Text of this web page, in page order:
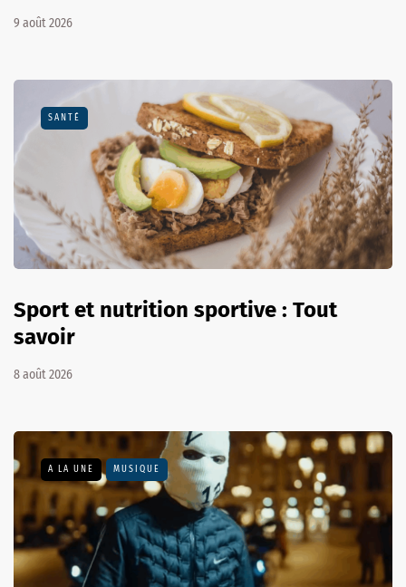
9 août 2026
SANTÉ
Sport et nutrition sportive : Tout
savoir
8 août 2026
A LA UNE MUSIQUE